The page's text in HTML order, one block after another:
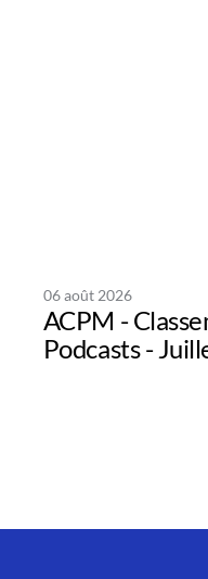
06 août 2026
ACPM -
Podcasts -